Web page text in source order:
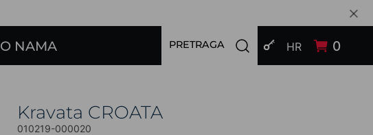
O NAMA PRIJAVI SE
HR 0
PRETRAGA Open search modal
Kravata CROATA
010219-000020